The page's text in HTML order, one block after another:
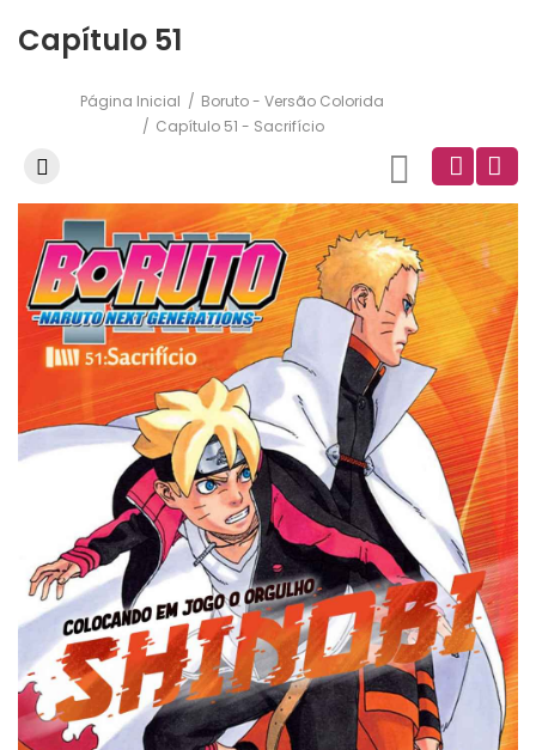
Capítulo 51
Página Inicial
Boruto - Versão Colorida
Capítulo 51 - Sacrifício